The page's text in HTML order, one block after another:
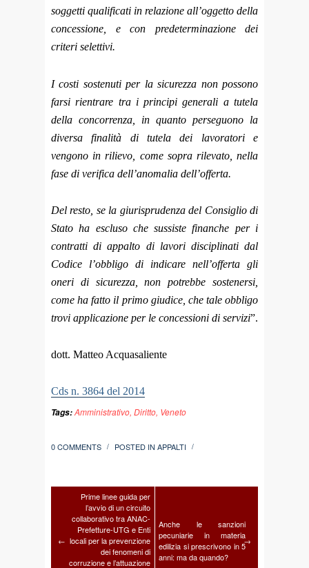
soggetti qualificati in relazione all’oggetto della
concessione, e con predeterminazione dei
criteri selettivi.
I costi sostenuti per la sicurezza non possono
farsi rientrare tra i principi generali a tutela
della concorrenza, in quanto perseguono la
diversa finalità di tutela dei lavoratori e
vengono in rilievo, come sopra rilevato, nella
fase di verifica dell’anomalia dell’offerta.
Del resto, se la giurisprudenza del Consiglio di
Stato ha escluso che sussiste finanche per i
contratti di appalto di lavori disciplinati dal
Codice l’obbligo di indicare nell’offerta gli
oneri di sicurezza, non potrebbe sostenersi,
come ha fatto il primo giudice, che tale obbligo
trovi applicazione per le concessioni di servizi”.
dott. Matteo Acquasaliente
Cds n. 3864 del 2014
Tags:Amministrativo, Diritto, Veneto
0 COMMENTS / POSTED IN APPALTI /
←
Prime linee guida per
l’avvio di un circuito
collaborativo tra ANAC-
Prefetture-UTG e Enti
locali per la prevenzione
dei fenomeni di
corruzione e l’attuazione
Anche le sanzioni
pecuniarie in materia
edilizia si prescrivono in 5
anni: ma da quando?
→